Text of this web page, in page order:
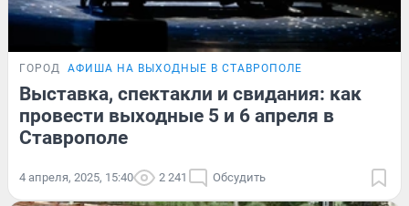
ГОРОД АФИША НА ВЫХОДНЫЕ В СТАВРОПОЛЕ
Выставка, спектакли и свидания: как
провести выходные 5 и 6 апреля в
Ставрополе
4 апреля, 2025, 15:40 2 241 Обсудить